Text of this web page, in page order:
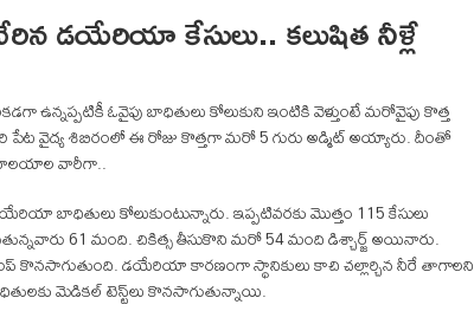
డయేరియా కేసులు.. కలుషిత నీళ్లే
ఓవైపు బాధితులు కోలుకుని ఇంటికి వెళ్తుంటే మరోవైపు కొత్త
పేట వైద్య శిబిరంలో ఈ రోజు కొత్తగా మరో 5 గురు అడ్మిట్ అయ్యారు. దీంతో
వారీగా..
కోలుకుంటున్నారు. ఇప్పటివరకు మొత్తం 115 కేసులు
61 మంది. చికిత్స తీసుకొని మరో 54 మంది డిశ్చార్జ్ అయినారు.
క్యాంప్ కొనసాగుతుంది. డయేరియా కారణంగా స్థానికులు కాచి చల్లార్చిన నీరే తాగాలని
మెడికల్ టెస్ట్‌లు కొనసాగుతున్నాయి.